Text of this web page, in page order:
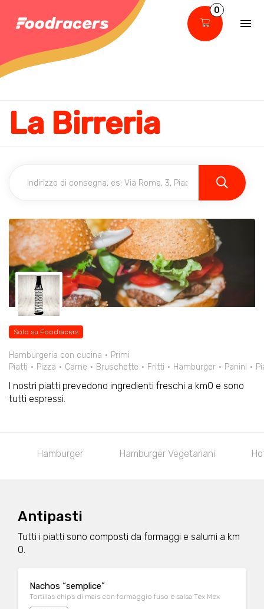
0
La Birreria
Solo su Foodracers
Hamburgeria con cucina
Primi
Piatti
Pizza Carne Bruschette Fritti Hamburger Panini
I nostri piatti prevedono ingredienti freschi a km0 e sono
tutti espressi.
Hamburger Hamburger Vegetariani
Antipasti
Tutti i piatti sono composti da formaggi e salumi a km
0.
Nachos “semplice”
Tortillas chips di mais con formaggio fuso e salsa Tex Mex